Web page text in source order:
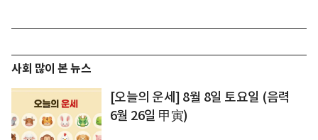
사회 많이 본 뉴스
[오늘의 운세] 8월 8일 토요일 (음력
6월 26일 甲寅)